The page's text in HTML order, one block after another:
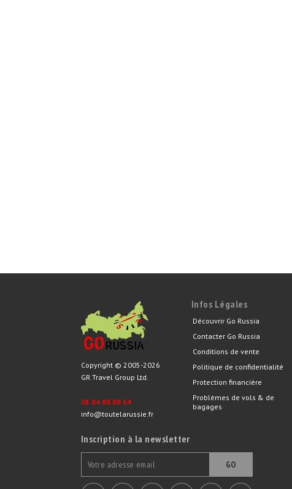
Copyright © 2005-2026
GR Travel Group Ltd.
01 84 88 88 64
info@toutelarussie.fr
Inscription à la newsletter
GO
Infos Légales
Découvrir Go Russia
Contacter Go Russia
Conditions de vente
Politique de confidentialité
Protection financière
Problèmes de vols & de
bagages